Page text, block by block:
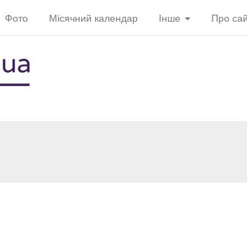
Фото Місячний календар Інше Про